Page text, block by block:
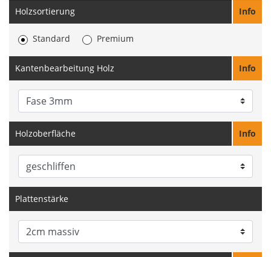
Holzsortierung Info
Standard Premium
Kantenbearbeitung Holz Info
Holzoberfläche Info
Plattenstärke